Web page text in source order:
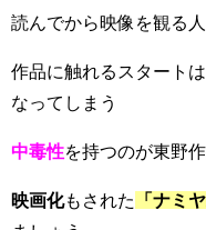
読んでから映像を観る
作品に触れるスタート
なってしまう
中毒性を持つのが東野
映画化もされた 「ナミ